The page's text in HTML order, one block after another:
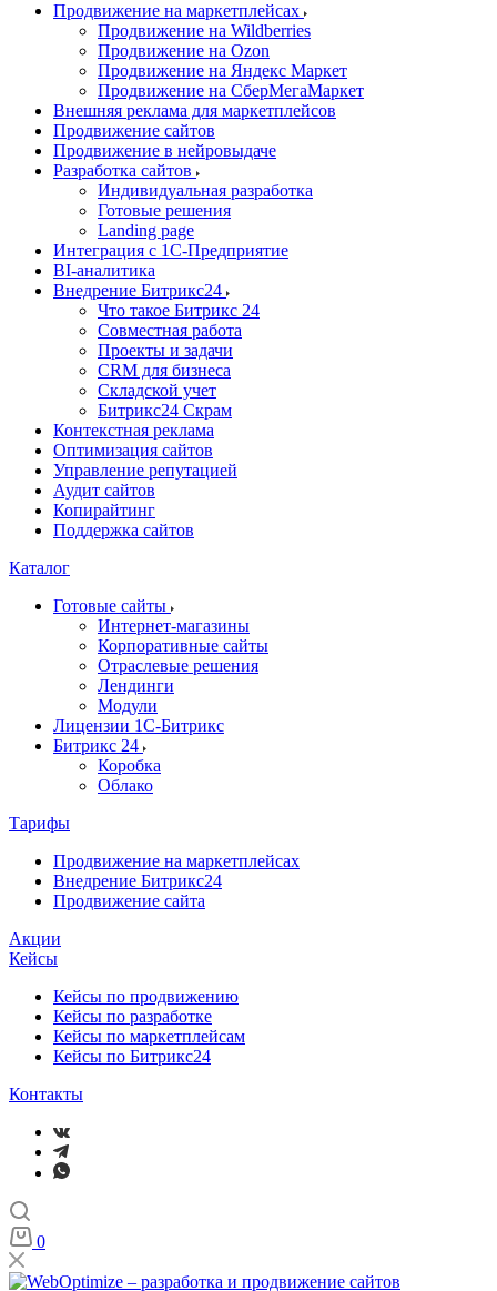
Продвижение на маркетплейсах
Продвижение на Wildberries
Продвижение на Ozon
Продвижение на Яндекс Маркет
Продвижение на СберМегаМаркет
Внешняя реклама для маркетплейсов
Продвижение сайтов
Продвижение в нейровыдаче
Разработка сайтов
Индивидуальная разработка
Готовые решения
Landing page
Интеграция с 1С-Предприятие
BI-аналитика
Внедрение Битрикс24
Что такое Битрикс 24
Совместная работа
Проекты и задачи
СRМ для бизнеса
Складской учет
Битрикс24 Скрам
Контекстная реклама
Оптимизация сайтов
Управление репутацией
Аудит сайтов
Копирайтинг
Поддержка сайтов
Каталог
Готовые сайты
Интернет-магазины
Корпоративные сайты
Отраслевые решения
Лендинги
Модули
Лицензии 1С-Битрикс
Битрикс 24
Коробка
Облако
Тарифы
Продвижение на маркетплейсах
Внедрение Битрикс24
Продвижение сайта
Акции
Кейсы
Кейсы по продвижению
Кейсы по разработке
Кейсы по маркетплейсам
Кейсы по Битрикс24
Контакты
0